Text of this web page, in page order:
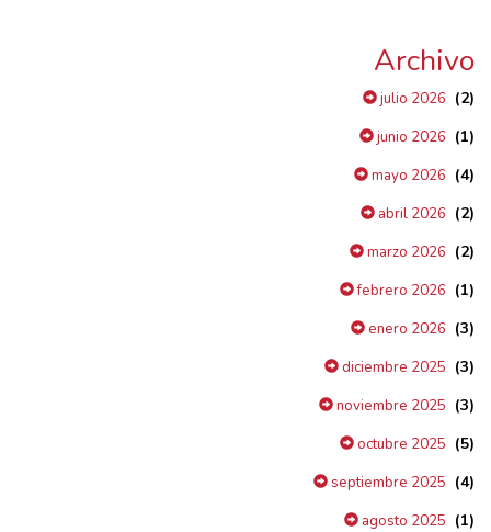
Archivo
julio 2026 (2)
junio 2026 (1)
mayo 2026 (4)
abril 2026 (2)
marzo 2026 (2)
febrero 2026 (1)
enero 2026 (3)
diciembre 2025 (3)
noviembre 2025 (3)
octubre 2025 (5)
septiembre 2025 (4)
agosto 2025 (1)